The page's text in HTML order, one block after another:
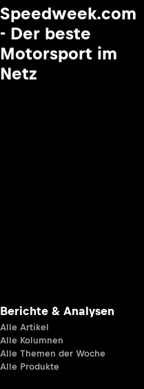
Speedweek.com
- Der beste
Motorsport im
Netz
Berichte & Analysen
Alle Artikel
Alle Kolumnen
Alle Themen der Woche
Alle Produkte